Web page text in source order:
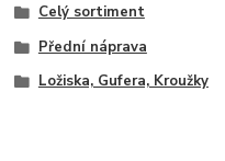
Celý sortiment
Přední náprava
Ložiska, Gufera, Kroužky